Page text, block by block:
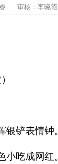
审核：李晓霞
铲表情钟。
吃成网红。